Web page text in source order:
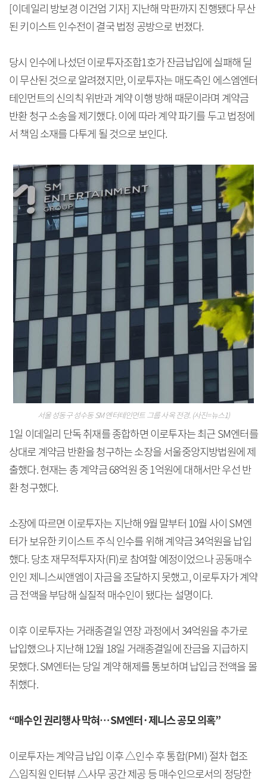
[이데일리 방보경 이건엄 기자] 지난해 막판까지 진행됐다 무산
된 키이스트 인수전이 결국 법정 공방으로 번졌다.
당시 인수에 나섰던 이로투자조합1호가 잔금납입에 실패해 딜
이 무산된 것으로 알려졌지만, 이로투자는 매도측인 에스엠엔터
테인먼트의 신의칙 위반과 계약 이행 방해 때문이라며 계약금
반환 청구 소송을 제기했다. 이에 따라 계약 파기를 두고 법정에
서 책임 소재를 다투게 될 것으로 보인다.
서울 성동구 성수동 SM 엔터테인먼트 그룹 사옥 전경. (사진=뉴스1)
1일 이데일리 단독 취재를 종합하면 이로투자는 최근 SM엔터를
상대로 계약금 반환을 청구하는 소장을 서울중앙지방법원에 제
출했다. 현재는 총 계약금 68억원 중 1억원에 대해서만 우선 반
환 청구했다.
소장에 따르면 이로투자는 지난해 9월 말부터 10월 사이 SM엔
터가 보유한 키이스트 주식 인수를 위해 계약금 34억원을 납입
했다. 당초 재무적투자자(FI)로 참여할 예정이었으나 공동매수
인인 제니스씨앤엠이 자금을 조달하지 못했고, 이로투자가 계약
금 전액을 부담해 실질적 매수인이 됐다는 설명이다.
이후 이로투자는 거래종결일 연장 과정에서 34억원을 추가로
납입했으나 지난해 12월 18일 거래종결일에 잔금을 지급하지
못했다. SM엔터는 당일 계약 해제를 통보하며 납입금 전액을 몰
취했다.
“매수인 권리행사 막혀…SM엔터·제니스 공모 의혹”
이로투자는 계약금 납입 이후 △인수 후 통합(PMI) 절차 협조
△임직원 인터뷰 △사무 공간 제공 등 매수인으로서의 정당한